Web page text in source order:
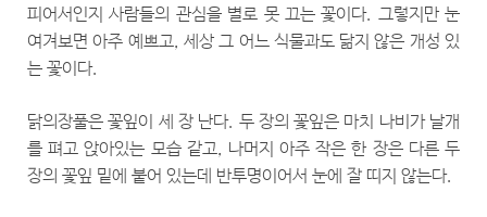
피어서인지 사람들의 관심을 별로 못 끄는 꽃이다. 그렇지만 눈
여겨보면 아주 예쁘고, 세상 그 어느 식물과도 닮지 않은 개성 있
는 꽃이다.
닭의장풀은 꽃잎이 세 장 난다. 두 장의 꽃잎은 마치 나비가 날개
를 펴고 앉아있는 모습 같고, 나머지 아주 작은 한 장은 다른 두
장의 꽃잎 밑에 붙어 있는데 반투명이어서 눈에 잘 띠지 않는다.